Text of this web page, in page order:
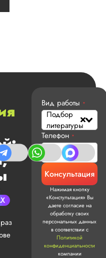
Вид работы *
Подбор
литературы
Телефон *
Консультация
Нажимая кнопку
«Констультация» Вы
даете согласие на
обработку своих
персональных данных
в соответствии с
Политикой
конфиденциальности
компании
Мария